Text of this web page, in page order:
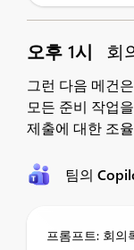
오후 1시 회
그런 다음 메건
모든 준비 작업
제출에 대한 조
팀의
프롬프트: 회의